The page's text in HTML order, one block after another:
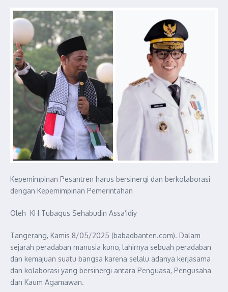
Kepemimpinan Pesantren harus bersinergi dan berkolaborasi
dengan Kepemimpinan Pemerintahan
Oleh KH Tubagus Sehabudin Assa’idiy
Tangerang, Kamis 8/05/2025 (babadbanten.com). Dalam
sejarah peradaban manusia kuno, lahirnya sebuah peradaban
dan kemajuan suatu bangsa karena selalu adanya kerjasama
dan kolaborasi yang bersinergi antara Penguasa, Pengusaha
dan Kaum Agamawan.